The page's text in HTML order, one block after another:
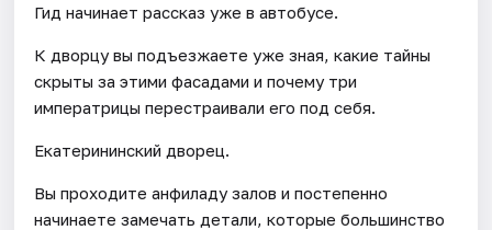
Гид начинает рассказ уже в автобусе.
К дворцу вы подъезжаете уже зная, какие тайны
скрыты за этими фасадами и почему три
императрицы перестраивали его под себя.
Екатерининский дворец.
Вы проходите анфиладу залов и постепенно
начинаете замечать детали, которые большинство